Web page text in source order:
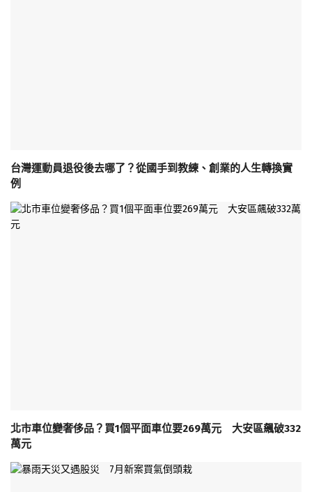
台灣運動員退役後去哪了？從國手到教練、創業的人生轉換實
例
北市車位變奢侈品？買1個平面車位要269萬元 大安區飆破332
萬元